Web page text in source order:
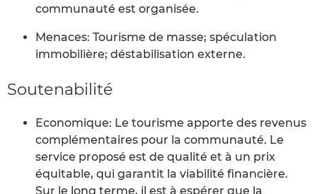
communauté est organisée.
Menaces: Tourisme de masse; spéculation
immobilière; déstabilisation externe.
Soutenabilité
Economique: Le tourisme apporte des revenus
complémentaires pour la communauté. Le
service proposé est de qualité et à un prix
équitable, qui garantit la viabilité financière.
Sur le long terme, il est à espérer que la